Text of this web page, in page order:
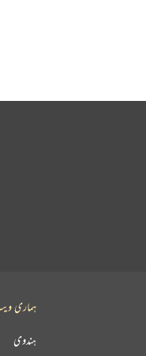
ہماری
ہندوی